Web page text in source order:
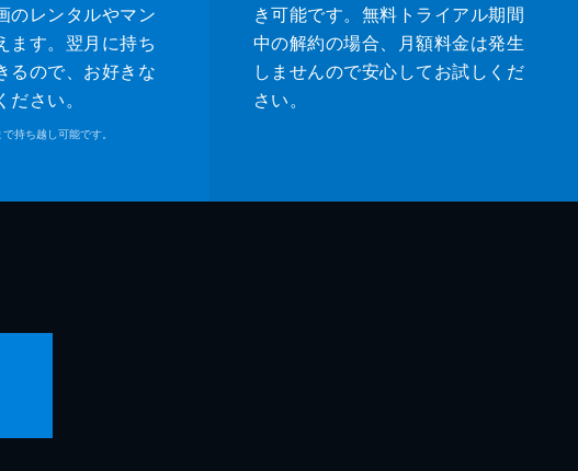
のレンタルやマン
ます。翌月に持ち
るので、お好きな
さい。
持ち越し可能です。
き可能です。無料トライアル期間
中の解約の場合、月額料金は発生
しませんので安心してお試しくだ
さい。